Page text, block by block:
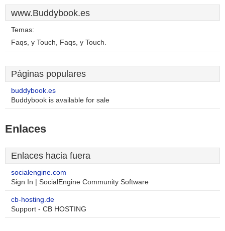
www.Buddybook.es
Temas:
Faqs, y Touch, Faqs, y Touch.
Páginas populares
buddybook.es
Buddybook is available for sale
Enlaces
Enlaces hacia fuera
socialengine.com
Sign In | SocialEngine Community Software
cb-hosting.de
Support - CB HOSTING